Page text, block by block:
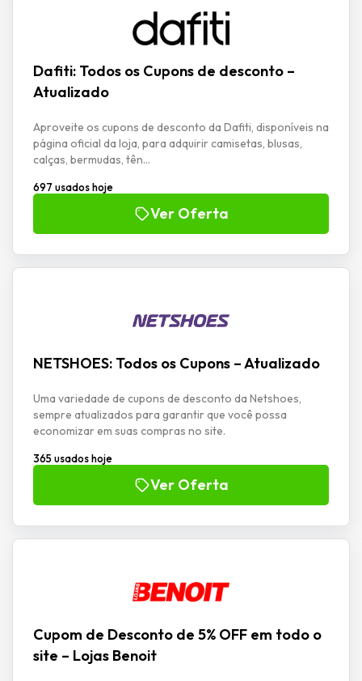
Dafiti: Todos os Cupons de desconto –
Atualizado
Aproveite os cupons de desconto da Dafiti, disponíveis na
página oficial da loja, para adquirir camisetas, blusas,
calças, bermudas, tên...
697 usados hoje
Ver Oferta
NETSHOES: Todos os Cupons – Atualizado
Uma variedade de cupons de desconto da Netshoes,
sempre atualizados para garantir que você possa
economizar em suas compras no site.
365 usados hoje
Ver Oferta
Cupom de Desconto de 5% OFF em todo o
site – Lojas Benoit